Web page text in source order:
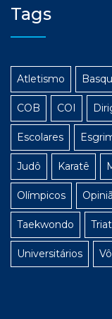
Tags
Atletismo
COB COI
Escolares
Judô Karatê
Olímpicos
Taekwondo
Universitários